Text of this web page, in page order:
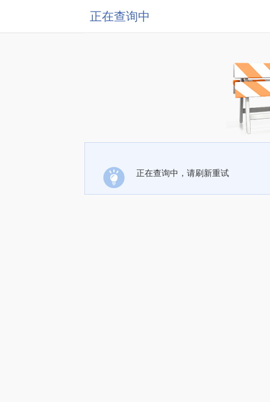
正在查询中
正在查询中，请刷新重试